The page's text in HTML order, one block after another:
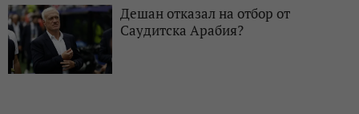
Дешан отказал на отбор от
Саудитска Арабия?